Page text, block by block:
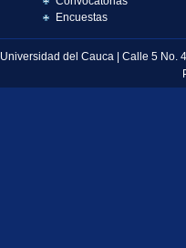
Encuestas
Universidad del Cauca | Calle 5 No.